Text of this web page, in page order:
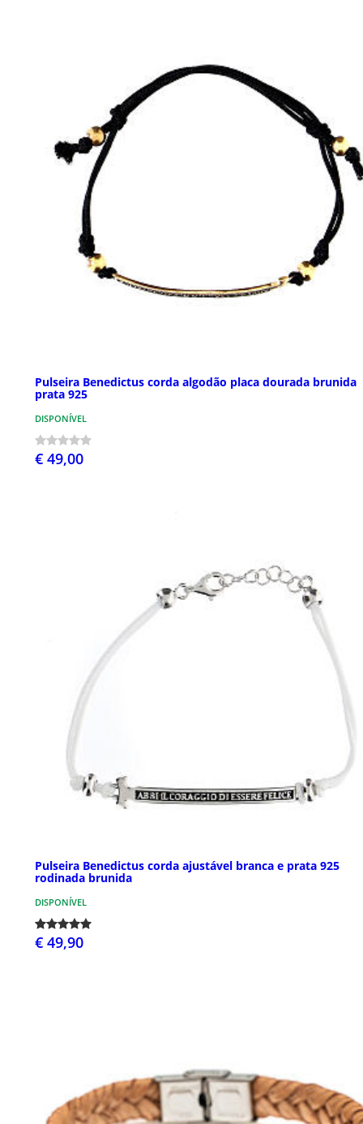
Pulseira Benedictus corda algodão placa dourada brunida
prata 925
DISPONÍVEL
€ 49,00
Pulseira Benedictus corda ajustável branca e prata 925
rodinada brunida
DISPONÍVEL
€ 49,90